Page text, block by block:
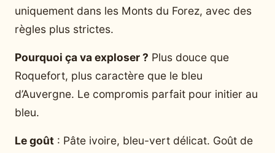
uniquement dans les Monts du Forez, avec des
règles plus strictes.
Pourquoi ça va exploser ? Plus douce que
Roquefort, plus caractère que le bleu
d’Auvergne. Le compromis parfait pour initier au
bleu.
Le goût : Pâte ivoire, bleu-vert délicat. Goût de